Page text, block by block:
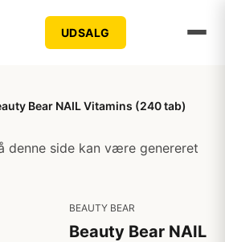
UDSALG
Bear NAIL Vitamins (240 tab)
denne side kan være genereret
BEAUTY BEAR
Beauty Bear NAIL